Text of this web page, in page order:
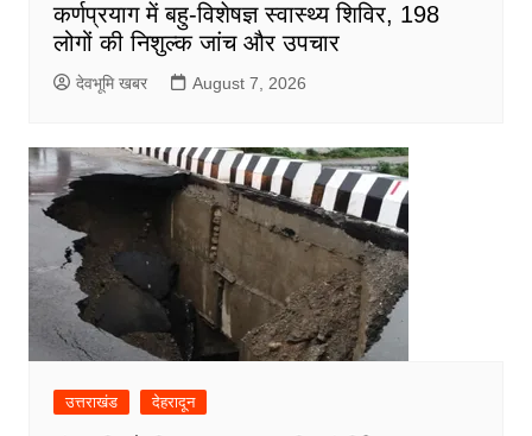
कर्णप्रयाग में बहु-विशेषज्ञ स्वास्थ्य शिविर, 198
लोगों की निशुल्क जांच और उपचार
देवभूमि खबर August 7, 2026
उत्तराखंड देहरादून